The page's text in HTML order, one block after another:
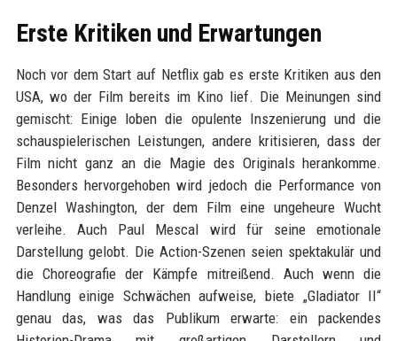
Erste Kritiken und Erwartungen
Noch vor dem Start auf Netflix gab es erste Kritiken aus den
USA, wo der Film bereits im Kino lief. Die Meinungen sind
gemischt: Einige loben die opulente Inszenierung und die
schauspielerischen Leistungen, andere kritisieren, dass der
Film nicht ganz an die Magie des Originals herankomme.
Besonders hervorgehoben wird jedoch die Performance von
Denzel Washington, der dem Film eine ungeheure Wucht
verleihe. Auch Paul Mescal wird für seine emotionale
Darstellung gelobt. Die Action-Szenen seien spektakulär und
die Choreografie der Kämpfe mitreißend. Auch wenn die
Handlung einige Schwächen aufweise, biete „Gladiator II“
genau das, was das Publikum erwarte: ein packendes